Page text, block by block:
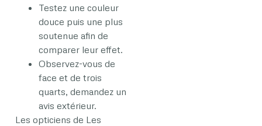
Testez une couleur
douce puis une plus
soutenue afin de
comparer leur effet.
Observez-vous de
face et de trois
quarts, demandez un
avis extérieur.
Les opticiens de Les